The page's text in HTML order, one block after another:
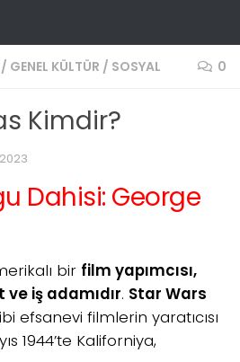
/ GENEL KÜLTÜR / SOSYAL 0
Kimdir?
Dahisi: George
bir film yapımcısı,
iş adamıdır. Star Wars
efsanevi filmlerin yaratıcısı
1944’te Kaliforniya,